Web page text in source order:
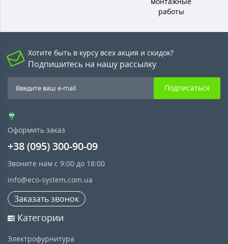
работы
Хотите быть в курсу всех акция и скидок?
Подпишитесь на нашу рассылку
Подписаться
Оформить заказ
+38 (095) 300-90-09
Звоните нам с 9:00 до 18:00
info@eco-system.com.ua
Заказать звонок
Категории
Электрофурнитура